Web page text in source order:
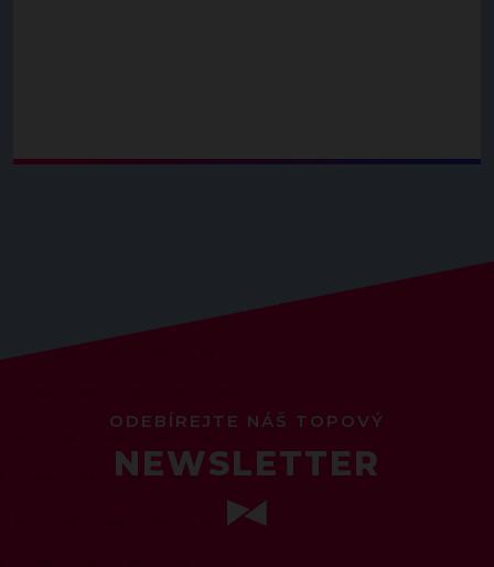
ODEBÍREJTE NÁŠ TOPOVÝ
NEWSLETTER